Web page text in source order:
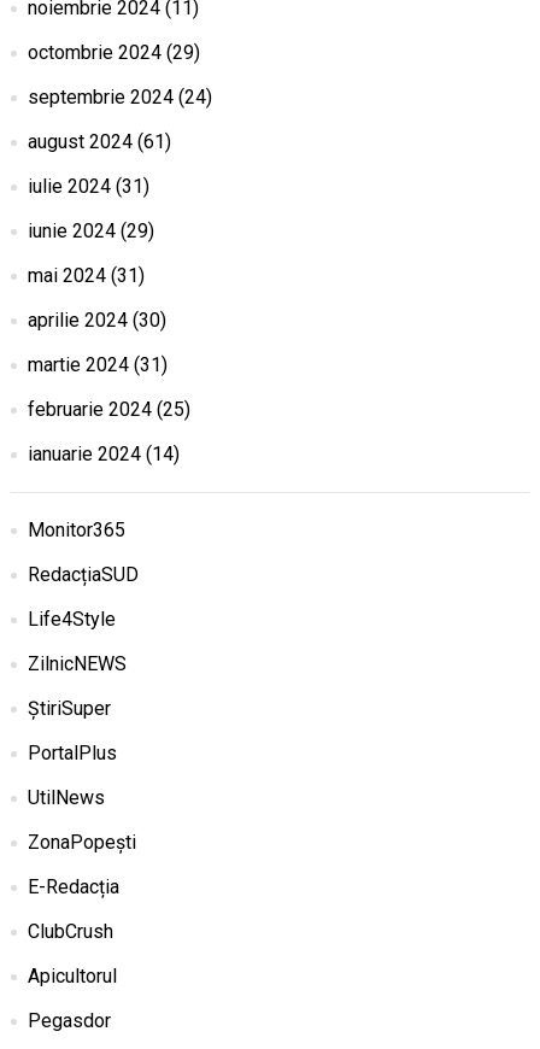
noiembrie 2024(11)
octombrie 2024(29)
septembrie 2024(24)
august 2024(61)
iulie 2024(31)
iunie 2024(29)
mai 2024(31)
aprilie 2024(30)
martie 2024(31)
februarie 2024(25)
ianuarie 2024(14)
Monitor365
RedacțiaSUD
Life4Style
ZilnicNEWS
ȘtiriSuper
PortalPlus
UtilNews
ZonaPopești
E-Redacția
ClubCrush
Apicultorul
Pegasdor